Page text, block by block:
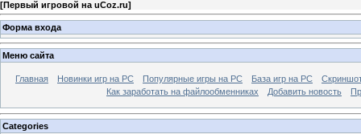
[Первый игровой на uCoz.ru]
Форма входа
Меню сайта
Главная Новинки игр на PC Популярные игры на PC База игр на РС
Как заработать на файлообменниках
Добавить новость
Categories